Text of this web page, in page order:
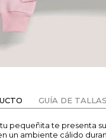
GUÍA DE TALLAS
pequeñita te presenta
un ambiente cálido